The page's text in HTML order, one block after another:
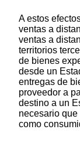
A estos
ventas a
ventas a
territorios
de bienes
desde un
entregas de
proveedor a
destino a un
necesario
como